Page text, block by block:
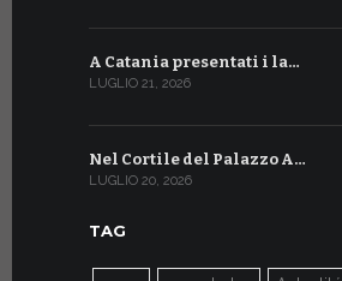
A Catania presentati i la…
LUGLIO 21, 2026
Nel Cortile del Palazzo A…
LUGLIO 20, 2026
TAG